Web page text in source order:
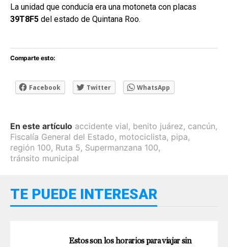
La unidad que conducía era una motoneta con placas
39T8F5 del estado de Quintana Roo.
Comparte esto:
Facebook Twitter WhatsApp
En este artículo accidente vial, benito juárez, cancún,
Fiscalía General del Estado, motociclista, pipa,
región 100, Ruta 5, Supermanzana 100,
tránsito municipal
TE PUEDE INTERESAR
Estos son los horarios para viajar sin